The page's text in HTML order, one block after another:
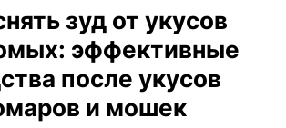
зуд от укусов
эффективные
после укусов
и мошек